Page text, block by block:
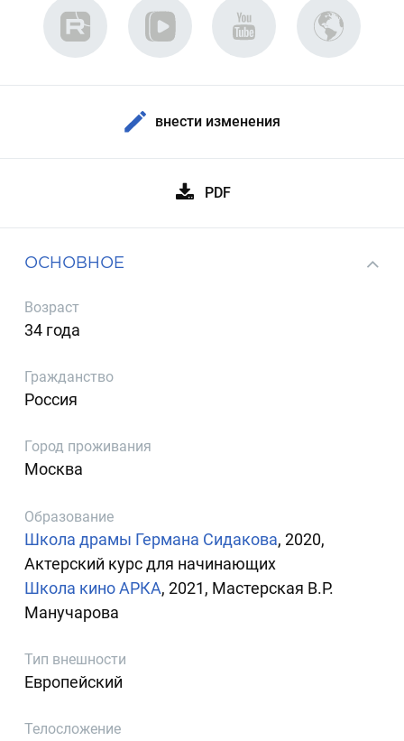
внести изменения
PDF
ОСНОВНОЕ
Возраст
34 года
Гражданство
Россия
Город проживания
Москва
Образование
Школа драмы Германа Сидакова, 2020,
Актерский курс для начинающих
Школа кино АРКА, 2021, Мастерская В.Р.
Манучарова
Тип внешности
Европейский
Телосложение